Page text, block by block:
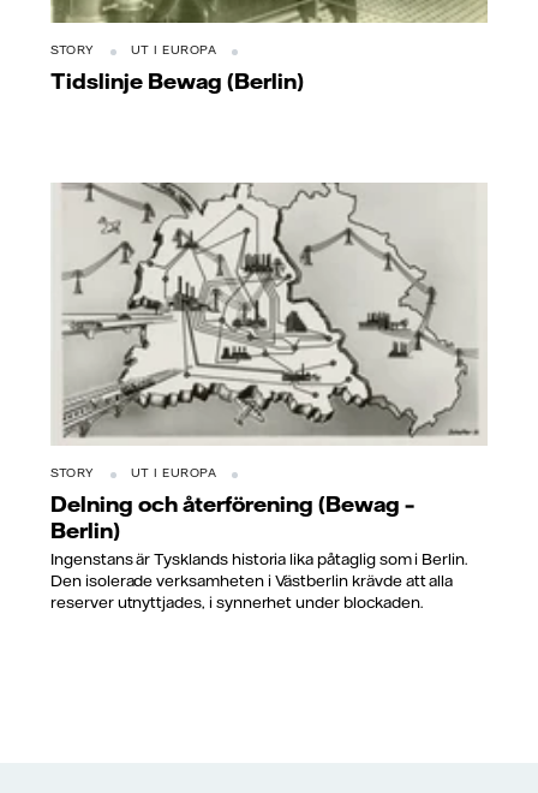
STORY UT I EUROPA
Tidslinje Bewag (Berlin)
STORY UT I EUROPA
Delning och återförening (Bewag –
Berlin)
Ingenstans är Tysklands historia lika påtaglig som i Berlin.
Den isolerade verksamheten i Västberlin krävde att alla
reserver utnyttjades, i synnerhet under blockaden.